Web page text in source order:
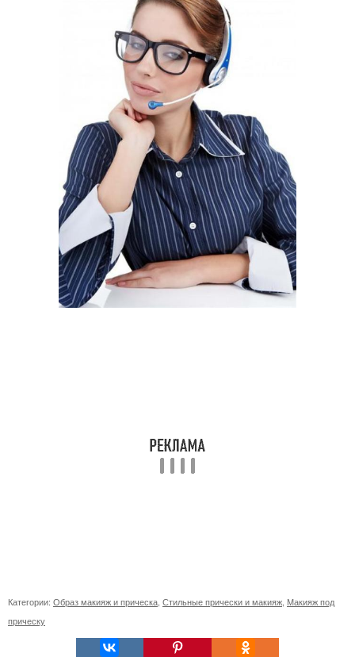
Категории: Образ макияж и прическа, Стильные прически и макияж, Макияж под
прическу